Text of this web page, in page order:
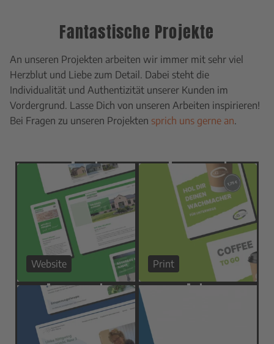
Fantastische Projekte
An unseren Projekten arbeiten wir immer mit sehr viel
Herzblut und Liebe zum Detail. Dabei steht die
Individualität und Authentizität unserer Kunden im
Vordergrund. Lasse Dich von unseren Arbeiten inspirieren!
Bei Fragen zu unseren Projekten sprich uns gerne an.
Website Print